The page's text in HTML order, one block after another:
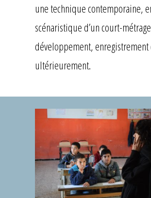
une technique contemporaine,
scénaristique d’un court-
développement,
ultérieurement.